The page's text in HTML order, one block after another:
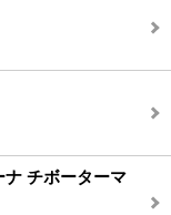
ナ チボーターマ